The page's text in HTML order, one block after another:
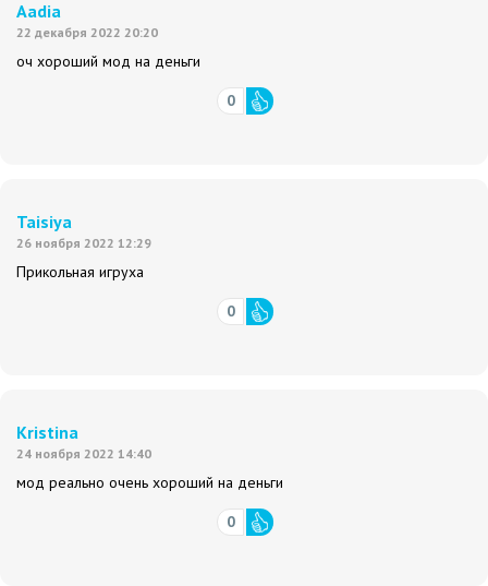
Aadia
22 декабря 2022 20:20
оч хороший мод на деньги
0
Taisiya
26 ноября 2022 12:29
Прикольная игруха
0
Kristina
24 ноября 2022 14:40
мод реально очень хороший на деньги
0